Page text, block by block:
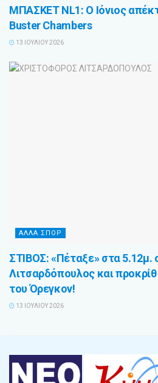
ΜΠΑΣΚΕΤ NL1: Ο Ιόνιος
Buster Chambers
13 ΙΟΥΛΊΟΥ 2026
ΑΛΛΑ ΣΠΟΡ
ΣΤΙΒΟΣ: «Πέταξε» στα 5.12μ.
Λιτσαρδόπουλος και
του Όρεγκον!
13 ΙΟΥΛΊΟΥ 2026